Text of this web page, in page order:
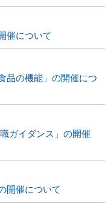
催について
品の機能」の開催につ
ガイダンス」の開催
開催について